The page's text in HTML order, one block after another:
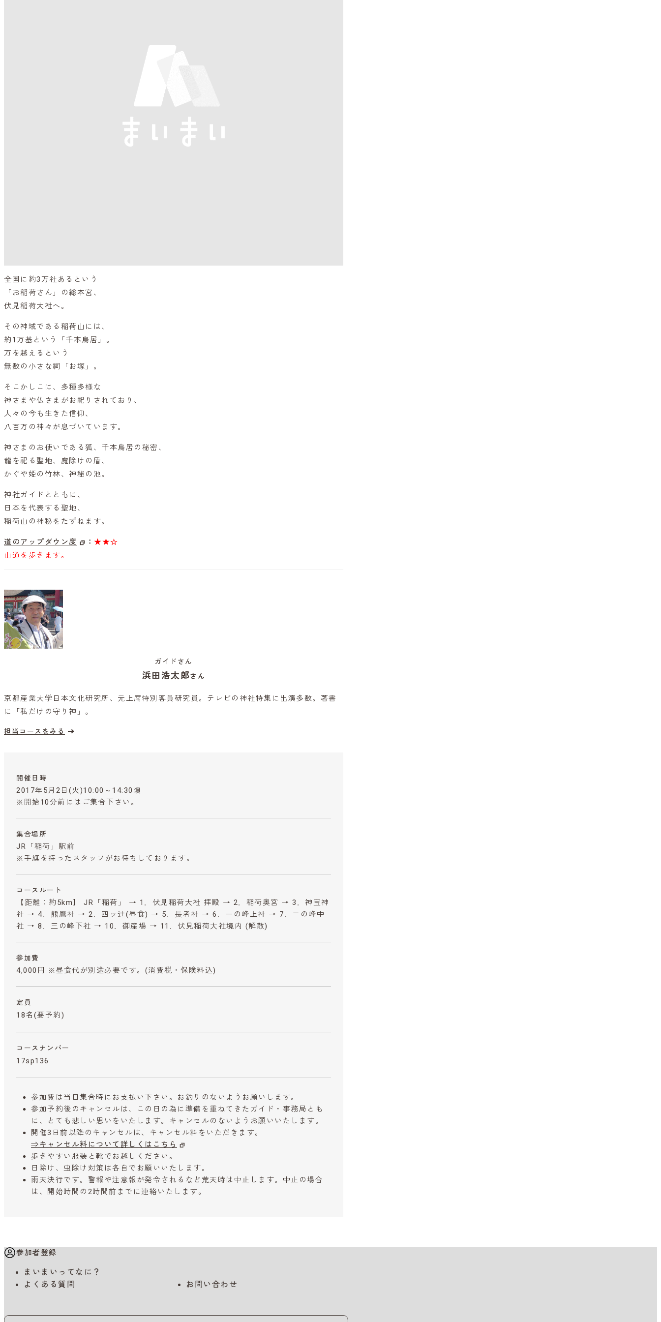
全国に約3万社あるという
「お稲荷さん」の総本宮、
伏見稲荷大社へ。
その神域である稲荷山には、
約1万基という「千本鳥居」。
万を越えるという
無数の小さな祠「お塚」。
そこかしこに、多種多様な
神さまや仏さまがお祀りされており、
人々の今も生きた信仰、
八百万の神々が息づいています。
神さまのお使いである狐、千本鳥居の秘密、
龍を祀る聖地、魔除けの盾、
かぐや姫の竹林、神秘の池。
神社ガイドとともに、
日本を代表する聖地、
稲荷山の神秘をたずねます。
道のアップダウン度 ： ★★☆
山道を歩きます。
ガイドさん
浜田浩太郎さん
京都産業大学日本文化研究所、元上席特別客員研究員。テレビの神社特集に出演多数。著書
に「私だけの守り神」。
担当コースをみる
開催日時
2017年5月2日(火)10:00～14:30頃
※開始10分前にはご集合下さい。
集合場所
JR「稲荷」駅前
※手旗を持ったスタッフがお待ちしております。
コースルート
【距離：約5km】 JR「稲荷」 → 1．伏見稲荷大社 拝殿 → 2．稲荷奥宮 → 3．神宝神
社 → 4．熊鷹社 → 2．四ッ辻(昼食) → 5．長者社 → 6．一の峰上社 → 7．二の峰中
社 → 8．三の峰下社 → 10．御産場 → 11．伏見稲荷大社境内 (解散)
参加費
4,000円 ※昼食代が別途必要です。 (消費税・保険料込)
定員
18名(要予約)
コースナンバー
17sp136
参加費は当日集合時にお支払い下さい。お釣りのないようお願いします。
参加予約後のキャンセルは、この日の為に準備を重ねてきたガイド・事務局とも
に、とても悲しい思いをいたします。キャンセルのないようお願いいたします。
開催3日前以降のキャンセルは、キャンセル料をいただきます。
⇒キャンセル料について詳しくはこちら
歩きやすい服装と靴でお越しください。
日除け、虫除け対策は各自でお願いいたします。
雨天決行です。警報や注意報が発令されるなど荒天時は中止します。中止の場合
は、開始時間の2時間前までに連絡いたします。
参加者登録
まいまいってなに？
よくある質問
お問い合わせ